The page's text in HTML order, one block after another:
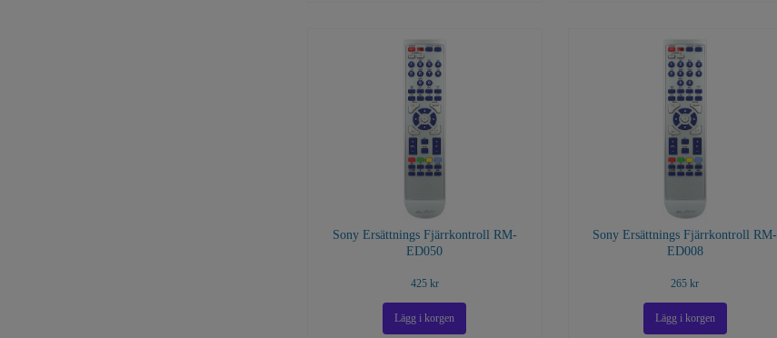
Sony Ersättnings Fjärrkontroll RM-
ED050
425 kr
Sony Ersättnings Fjärrkontroll RM-
ED008
265 kr